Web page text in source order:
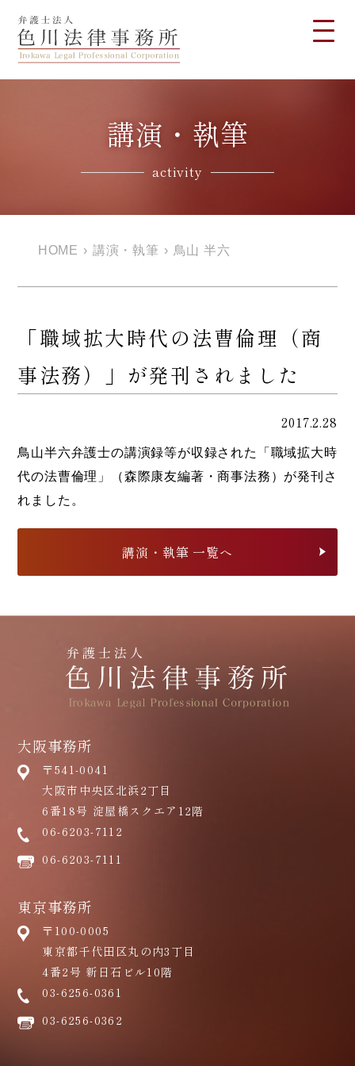
講演・執筆
activity
HOME › 講演・執筆 › 鳥山 半六
「職域拡大時代の法曹倫理（商
事法務）」が発刊されました
2017.2.28
鳥山半六弁護士の講演録等が収録された「職域拡大時
代の法曹倫理」（森際康友編著・商事法務）が発刊さ
れました。
講演・執筆 一覧へ
大阪事務所
〒541-0041
大阪市中央区北浜2丁目
6番18号 淀屋橋スクエア12階
06-6203-7112
06-6203-7111
東京事務所
〒100-0005
東京都千代田区丸の内3丁目
4番2号 新日石ビル10階
03-6256-0361
03-6256-0362